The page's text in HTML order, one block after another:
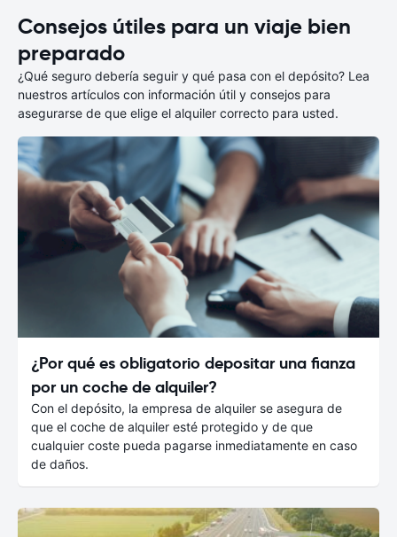
Consejos útiles para un viaje bien
preparado
¿Qué seguro debería seguir y qué pasa con el depósito? Lea
nuestros artículos con información útil y consejos para
asegurarse de que elige el alquiler correcto para usted.
¿Por qué es obligatorio depositar una fianza
por un coche de alquiler?
Con el depósito, la empresa de alquiler se asegura de
que el coche de alquiler esté protegido y de que
cualquier coste pueda pagarse inmediatamente en caso
de daños.